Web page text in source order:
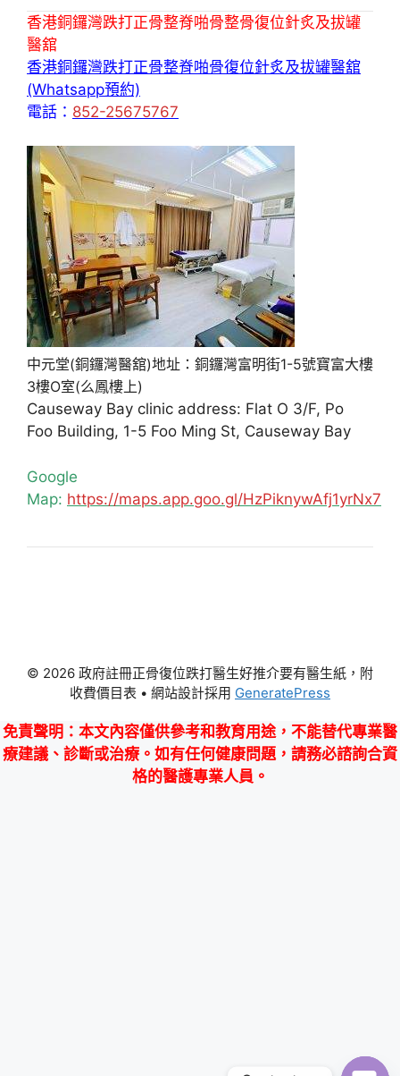
香港銅鑼灣跌打正骨整脊啪骨整骨復位針炙及拔罐
醫舘
香港銅鑼灣跌打正骨整脊啪骨復位針炙及拔罐醫舘
(Whatsapp預約)
電話： 852-25675767
中元堂(銅鑼灣醫舘)地址：銅鑼灣富明街1-5號寶富大樓
3樓O室(么鳳樓上)
Causeway Bay clinic address: Flat O 3/F, Po
Foo Building, 1-5 Foo Ming St, Causeway Bay
Google
Map: https://maps.app.goo.gl/HzPiknywAfj1yrNx7
© 2026 政府註冊正骨復位跌打醫生好推介要有醫生紙，附
收費價目表 • 網站設計採用 GeneratePress
免責聲明 ：本文內容僅供參考和教育用途，不能替代專業醫
療建議、診斷或治療。如有任何健康問題，請務必諮詢合資
格的醫護專業人員。